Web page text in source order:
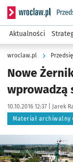
Serwis
Aktualności
wroclaw.pl
Nowe
wprowadzą
Data publikacji:
10.10.2016 12:37 | Autor:
Jarek
Materiał archiwalny
Kliknij, aby